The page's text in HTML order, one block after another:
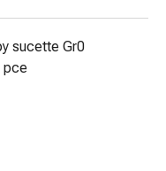
sucette Gr0
pce